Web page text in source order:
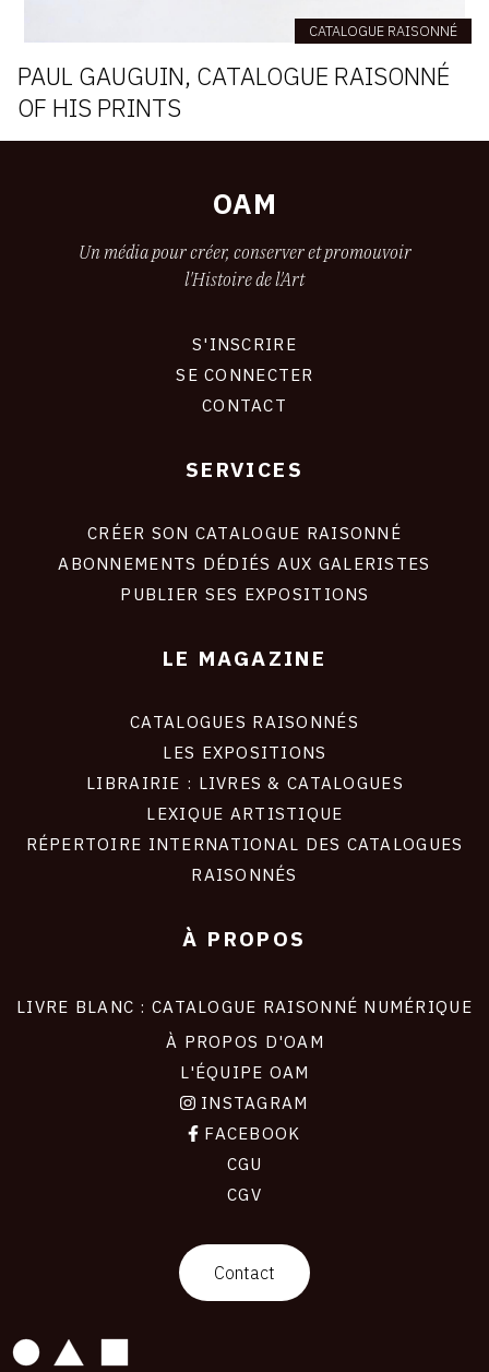
CATALOGUE RAISONNÉ
PAUL GAUGUIN, CATALOGUE RAISONNÉ
OF HIS PRINTS
OAM
Un média pour créer, conserver et promouvoir
l'Histoire de l'Art
S'INSCRIRE
SE CONNECTER
CONTACT
SERVICES
CRÉER SON CATALOGUE RAISONNÉ
ABONNEMENTS DÉDIÉS AUX GALERISTES
PUBLIER SES EXPOSITIONS
LE MAGAZINE
CATALOGUES RAISONNÉS
LES EXPOSITIONS
LIBRAIRIE : LIVRES & CATALOGUES
LEXIQUE ARTISTIQUE
RÉPERTOIRE INTERNATIONAL DES CATALOGUES
RAISONNÉS
À PROPOS
LIVRE BLANC : CATALOGUE RAISONNÉ NUMÉRIQUE
À PROPOS D'OAM
L'ÉQUIPE OAM
INSTAGRAM
FACEBOOK
CGU
CGV
Contact